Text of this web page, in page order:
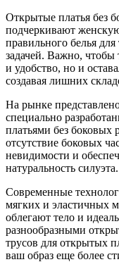
Открытые платья без
подчеркивают
правильного белья
задачей. Важно, чтобы
и удобство, но и
создавая лишних
На рынке
специально
платьями без боковых
отсутствие боковых
невидимости и
натуральность силуэта.
Современные
мягких и эластичных
облегают тело и
разнообразными
трусов для открытых
ваш образ еще более